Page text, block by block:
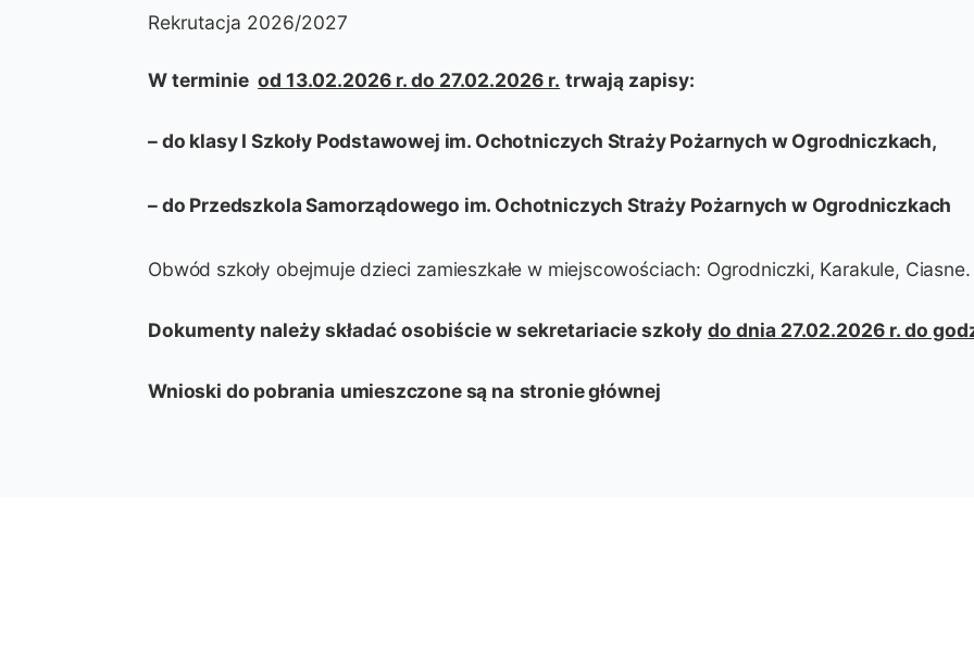
Rekrutacja 2026/2027
W terminieod 13.02.2026 r. do 27.02.2026 r. trwają zapisy:
– do klasy I Szkoły Podstawowej im. Ochotniczych Straży Pożarnych w Ogrodniczkach,
– do Przedszkola Samorządowego im. Ochotniczych Straży Pożarnych w Ogrodniczkach
Obwód szkoły obejmuje dzieci zamieszkałe w miejscowościach: Ogrodniczki, Karakule, Ciasne.
Dokumenty należy składać osobiście w sekretariacie szkoły do dnia 27.02.2026 r. do
Wnioski do pobrania umieszczone są na stronie głównej